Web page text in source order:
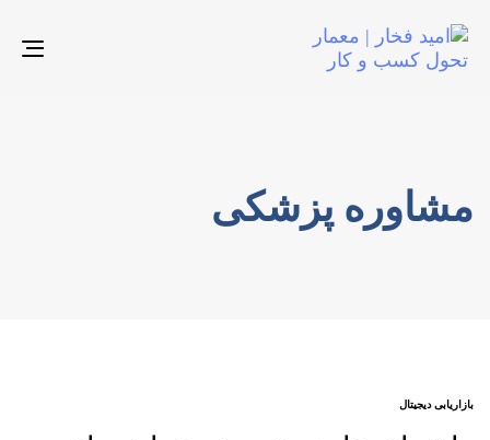
مشاوره پزشکی
بازاریابی دیجیتال